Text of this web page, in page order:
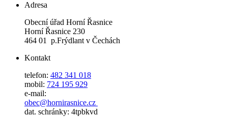
Adresa
Obecní úřad Horní Řasnice
Horní Řasnice 230
464 01 p.Frýdlant v Čechách
Kontakt
telefon: 482 341 018
mobil: 724 195 929
e-mail:
obec@hornirasnice.cz
dat. schránky: 4tpbkvd